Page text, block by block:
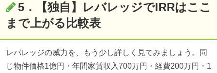
5．【独自】レバレッジでIRRはここ
まで上がる比較表
レバレッジの威力を、もう少し詳しく見てみましょう。同
じ物件価格1億円・年間家賃収入700万円・経費200万円・1